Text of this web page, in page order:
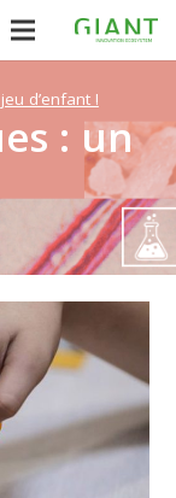
: un
d’enfant !